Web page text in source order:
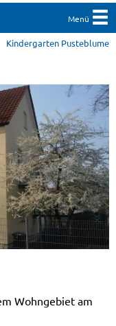
Menü
Kindergarten Pusteblume
Wohngebiet am